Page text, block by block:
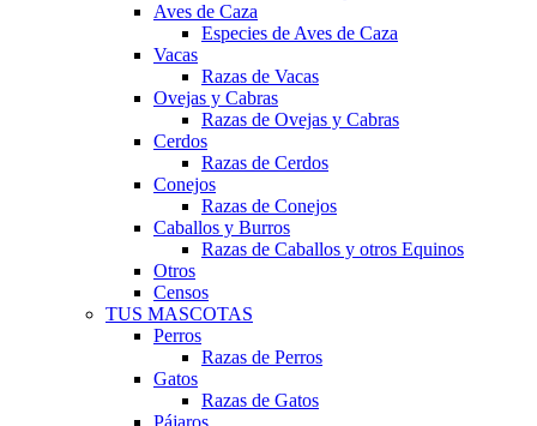
Aves de Caza
Especies de Aves de Caza
Vacas
Razas de Vacas
Ovejas y Cabras
Razas de Ovejas y Cabras
Cerdos
Razas de Cerdos
Conejos
Razas de Conejos
Caballos y Burros
Razas de Caballos y otros Equinos
Otros
Censos
TUS MASCOTAS
Perros
Razas de Perros
Gatos
Razas de Gatos
Pájaros